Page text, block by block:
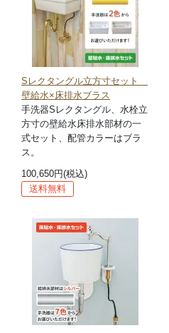
Sレクタングル立方寸セット
壁給水×床排水ブラス
手洗器Sレクタングル、水栓立
方寸の壁給水床排水部材の一
式セット、配管カラーはブラ
ス。
100,650円(税込)
送料無料